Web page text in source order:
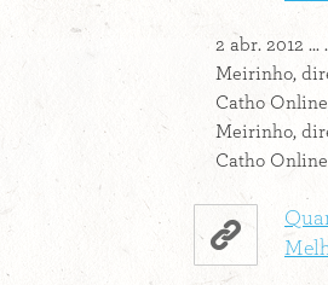
2 abr. 2012
Meirinho,
Catho
Meirinho,
Catho